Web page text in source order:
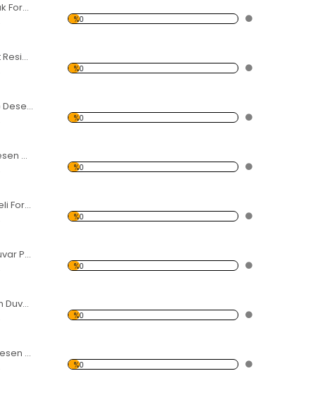
Bozkırda Çalılık Forex Tablo
%0
Modern Soyut Resim 11 Forex Tablo
%0
Dönme Dolap Desen Duvar Panosu 3AS-1116
%0
Motorsiklet Desen Duvar Panosu 3AS-1120
%0
Yakıt Göstergeli Forex Tablo
%0
Eller Desen Duvar Panosu
%0
Renkler Desen Duvar Panosu
%0
Kayan Yıldız Desen Duvar Panosu
%0